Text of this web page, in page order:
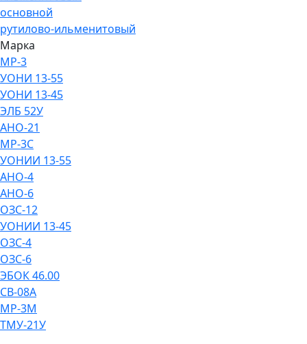
основной
рутилово-ильменитовый
Марка
МР-3
УОНИ 13-55
УОНИ 13-45
ЭЛБ 52У
АНО-21
МР-3С
УОНИИ 13-55
АНО-4
АНО-6
ОЗС-12
УОНИИ 13-45
ОЗС-4
ОЗС-6
ЭБОК 46.00
СВ-08А
МР-3М
ТМУ-21У